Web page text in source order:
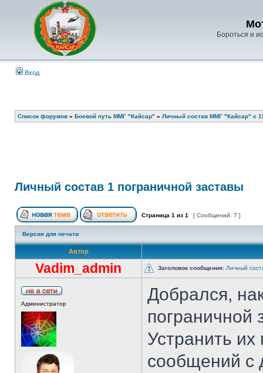
Бороться и
Вход
Список форумов » Боевой путь ММГ "Кайсар" » Личный состав ММГ "Кайсар" с
Личный состав 1 пограничной заставы
Страница 1 из 1 [ Сообщений: 7 ]
Версия для печати
Автор
Vadim_admin Заголовок сообщения: Личный
Администратор
Добрался,
пограничной
Устранить
сообщений с